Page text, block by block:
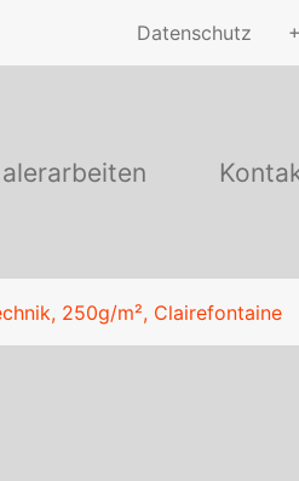
Datenschutz
250g/m², Clairefontaine